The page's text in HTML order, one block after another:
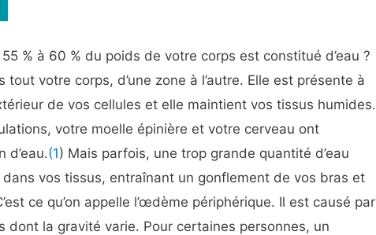
% à 60 % du poids de votre corps est constitué d’eau ?
tout votre corps, d’une zone à l’autre. Elle est présente à
de vos cellules et elle maintient vos tissus humides.
votre moelle épinière et votre cerveau ont
d’eau.(1) Mais parfois, une trop grande quantité d’eau
dans vos tissus, entraînant un gonflement de vos bras et
ce qu’on appelle l’œdème périphérique. Il est causé par
dont la gravité varie. Pour certaines personnes, un